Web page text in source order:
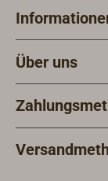
Über uns